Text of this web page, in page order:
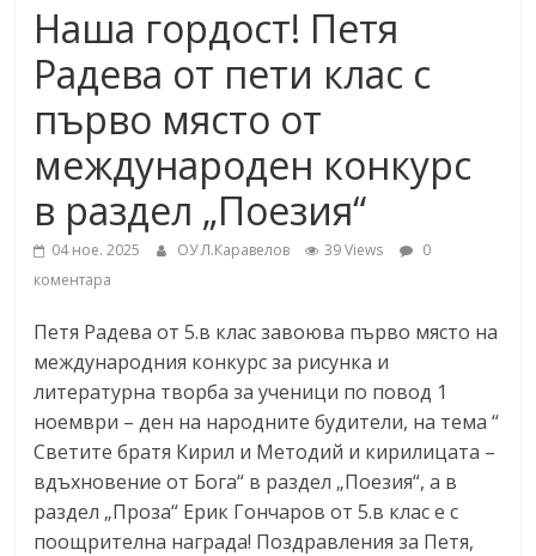
Наша гордост! Петя
Радева от пети клас с
първо място от
международен конкурс
в раздел „Поезия“
04 ное. 2025 ОУ Л.Каравелов 39 Views
0
коментара
Петя Радева от 5.в клас завоюва първо място на
международния конкурс за рисунка и
литературна творба за ученици по повод 1
ноември – ден на народните будители, на тема “
Светите братя Кирил и Методий и кирилицата –
вдъхновение от Бога“ в раздел „Поезия“, а в
раздел „Проза“ Ерик Гончаров от 5.в клас е с
поощрителна награда! Поздравления за Петя,